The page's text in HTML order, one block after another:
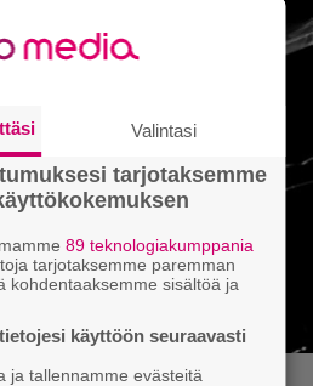
Valintasi
tarjotaksemme
89 teknologiakumppania
tarjotaksemme paremman
kohdentaaksemme sisältöä ja
käyttöön seuraavasti
ja tallennamme evästeitä